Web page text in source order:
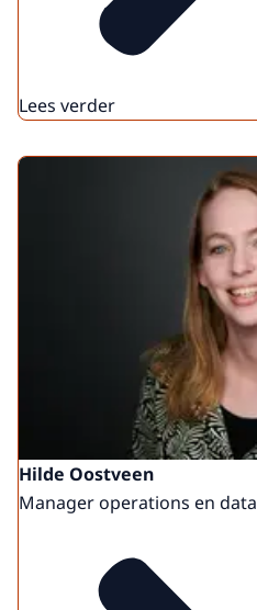
Lees verder
Hilde Oostveen
Manager operations en data